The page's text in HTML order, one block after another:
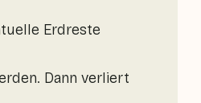
Erdreste
Dann verliert